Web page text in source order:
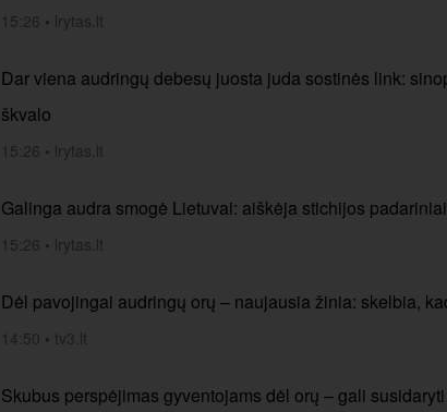
15:26 • lrytas.lt
Dar viena audringų debesų juosta juda sostinės link:
škvalo
15:26 • lrytas.lt
Galinga audra smogė Lietuvai: aiškėja stichijos padariniai
15:26 • lrytas.lt
Dėl pavojingai audringų orų – naujausia žinia: skelbia,
14:50 • tv3.lt
Skubus perspėjimas gyventojams dėl orų – gali